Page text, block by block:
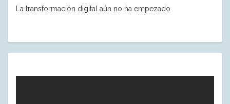
La transformación digital aún no ha empezado